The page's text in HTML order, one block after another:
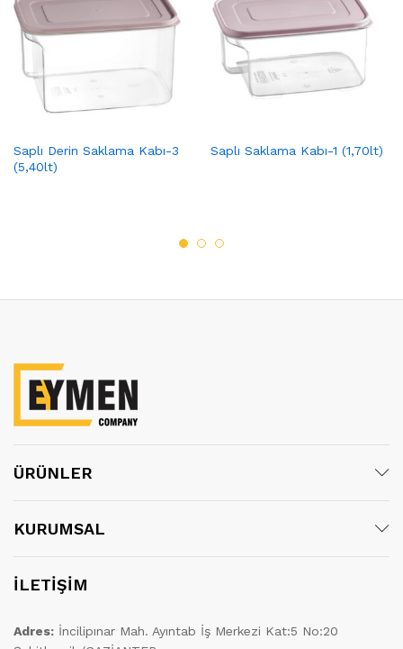
Saplı Derin Saklama Kabı-3
(5,40lt)
Saplı Saklama Kabı-1 (1,70lt)
ÜRÜNLER
KURUMSAL
İLETİŞİM
Adres: İncilipınar Mah. Ayıntab İş Merkezi Kat:5 No:20